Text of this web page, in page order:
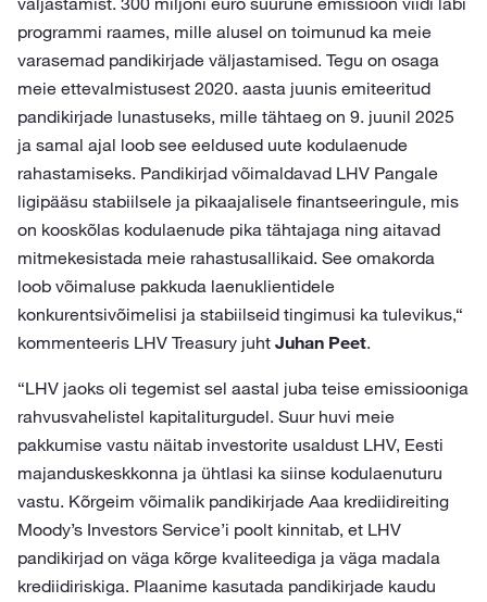
programmi raames, mille alusel on toimunud ka meie
varasemad pandikirjade väljastamised. Tegu on osaga
meie ettevalmistusest 2020. aasta juunis emiteeritud
pandikirjade lunastuseks, mille tähtaeg on 9. juunil 2025
ja samal ajal loob see eeldused uute kodulaenude
rahastamiseks. Pandikirjad võimaldavad LHV Pangale
ligipääsu stabiilsele ja pikaajalisele finantseeringule, mis
on kooskõlas kodulaenude pika tähtajaga ning aitavad
mitmekesistada meie rahastusallikaid. See omakorda
loob võimaluse pakkuda laenuklientidele
konkurentsivõimelisi ja stabiilseid tingimusi ka tulevikus,“
kommenteeris LHV Treasury juht Juhan Peet.
“LHV jaoks oli tegemist sel aastal juba teise emissiooniga
rahvusvahelistel kapitaliturgudel. Suur huvi meie
pakkumise vastu näitab investorite usaldust LHV, Eesti
majanduskeskkonna ja ühtlasi ka siinse kodulaenuturu
vastu. Kõrgeim võimalik pandikirjade Aaa krediidireiting
Moody’s Investors Service’i poolt kinnitab, et LHV
pandikirjad on väga kõrge kvaliteediga ja väga madala
krediidiriskiga. Plaanime kasutada pandikirjade kaudu